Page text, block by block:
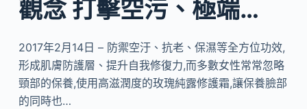
觀念 打擊空污、極端…
2017年2月14日 – 防禦空汙、抗老、保濕等全方位功效,
形成肌膚防護層、提升自我修復力,而多數女性常常忽略
頸部的保養,使用高滋潤度的玫瑰純露修護霜,讓保養臉部
的同時也…